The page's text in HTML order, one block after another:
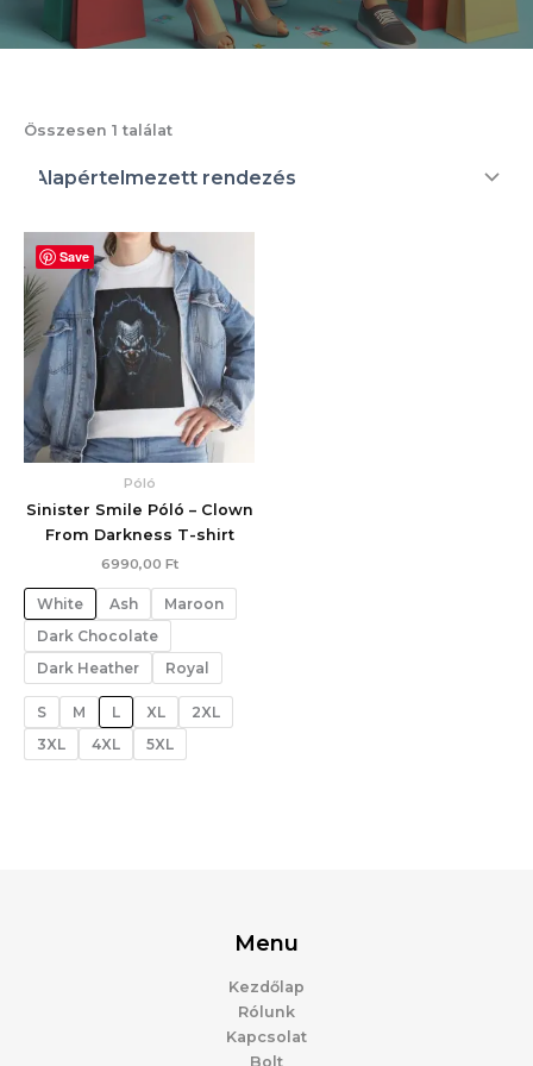
Összesen 1 találat
Save
Póló
Sinister Smile Póló – Clown
From Darkness T-shirt
6990,00 Ft
White Ash
Maroon
Dark Chocolate
Dark Heather
Royal
S M L XL
2XL
3XL
4XL 5XL
Menu
Kezdőlap
Rólunk
Kapcsolat
Bolt